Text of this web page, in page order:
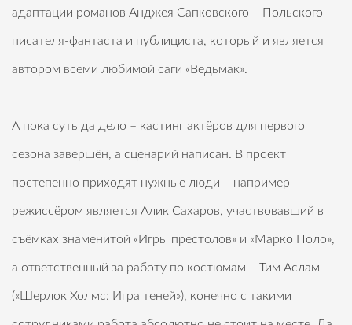
адаптации романов Анджея Сапковского – Польского
писателя-фантаста и публициста, который и является
автором всеми любимой саги «Ведьмак».
А пока суть да дело – кастинг актёров для первого
сезона завершён, а сценарий написан. В проект
постепенно приходят нужные люди – например
режиссёром является Алик Сахаров, участвовавший в
съёмках знаменитой «Игры престолов» и «Марко Поло»,
а ответственный за работу по костюмам – Тим Аслам
(«Шерлок Холмс: Игра теней»), конечно с такими